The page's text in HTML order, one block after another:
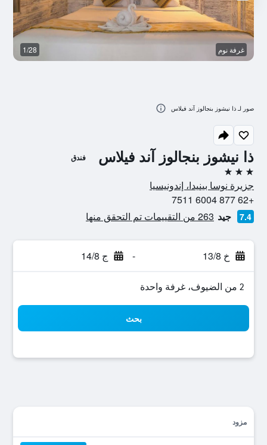
ذا نيشوز بنجالوز آند فيلاس فندق
3 نجوم
جزيرة نوسا بينيدا، إندونيسيا
+62 877 6004 7511
7.4 جيد 263 من التقييمات تم التحقق منها
خ 13/8 - ج 14/8
2 من الضيوف، غرفة واحدة
بحث
مزود
غرفة نوم 1/28
صور لـ ذا نيشوز بنجالوز آند فيلاس